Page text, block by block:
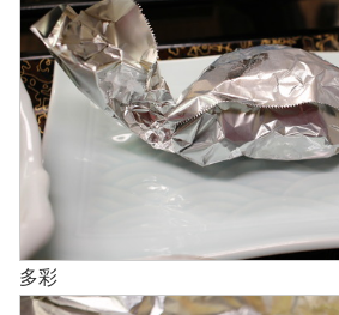
多彩